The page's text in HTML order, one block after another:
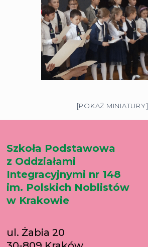
[POKAŻ MINIATURY]
Szkoła Podstawowa
z Oddziałami
Integracyjnymi nr 148
im. Polskich Noblistów
w Krakowie
ul. Żabia 20